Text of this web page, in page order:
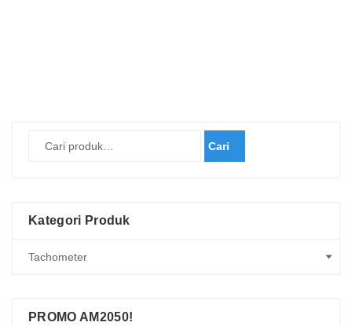
Cari
Kategori Produk
PROMO AM2050!